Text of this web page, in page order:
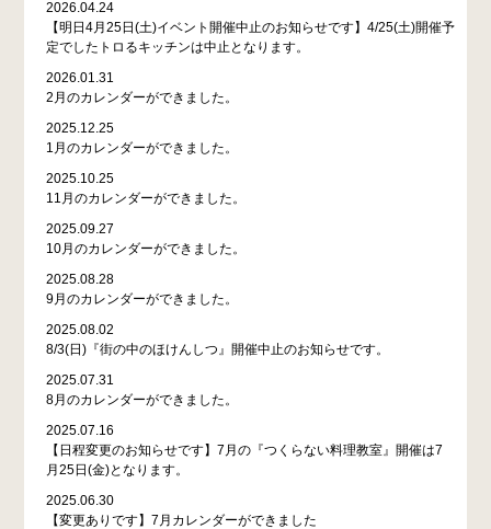
2026.04.24
【明日4月25日(土)イベント開催中止のお知らせです】4/25(土)開催予
定でしたトロるキッチンは中止となります。
2026.01.31
2月のカレンダーができました。
2025.12.25
1月のカレンダーができました。
2025.10.25
11月のカレンダーができました。
2025.09.27
10月のカレンダーができました。
2025.08.28
9月のカレンダーができました。
2025.08.02
8/3(日)『街の中のほけんしつ』開催中止のお知らせです。
2025.07.31
8月のカレンダーができました。
2025.07.16
【日程変更のお知らせです】7月の『つくらない料理教室』開催は7
月25日(金)となります。
2025.06.30
【変更ありです】7月カレンダーができました